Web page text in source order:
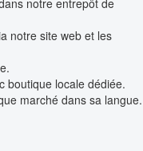
notre site web et les
boutique locale dédiée.
marché dans sa langue.